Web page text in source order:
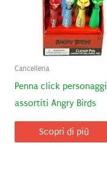
Cancelleria
Penna click personaggi
assortiti Angry Birds
Scopri di più